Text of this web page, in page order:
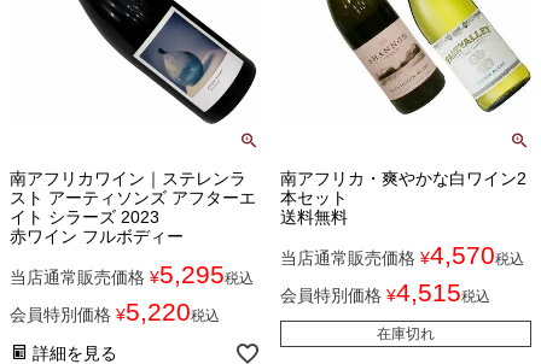
南アフリカワイン｜ステレンラ
スト アーティソンズ アフターエ
イト シラーズ 2023
赤ワイン フルボディー
当店通常販売価格 ¥5,295税込
会員特別価格 ¥5,220税込
詳細を見る
南アフリカ・爽やかな白ワイン2
本セット
送料無料
当店通常販売価格 ¥4,570税込
会員特別価格 ¥4,515税込
在庫切れ